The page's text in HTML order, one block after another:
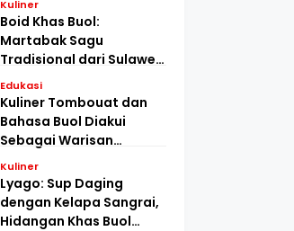
Kuliner
Boid Khas Buol:
Martabak Sagu
Tradisional dari Sulawesi
Tengah
Edukasi
Kuliner Tombouat dan
Bahasa Buol Diakui
Sebagai Warisan
Takbenda
Kuliner
Lyago: Sup Daging
dengan Kelapa Sangrai,
Hidangan Khas Buol